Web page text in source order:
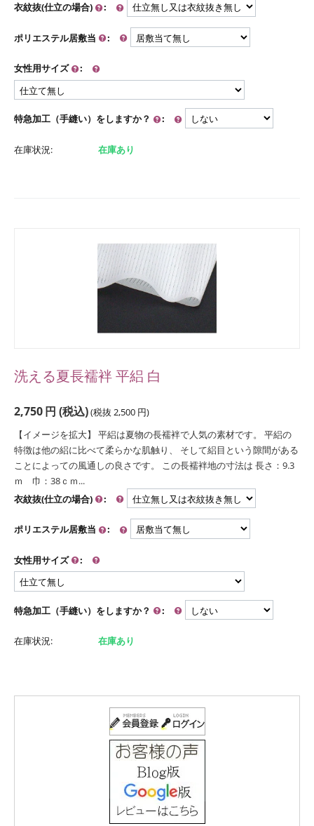
衣紋抜(仕立の場合)
:
ポリエステル居敷当 :
女性用サイズ :
特急加工（手縫い）をしますか？ :
在庫状況: 在庫あり
洗える夏長襦袢 平絽 白
2,750円 (税込)(税抜 2,500 円)
【イメージを拡大】 平絽は夏物の長襦袢で人気の素材です。 平絽の
特徴は他の絽に比べて柔らかな肌触り、 そして絽目という隙間がある
ことによっての風通しの良さです。 この長襦袢地の寸法は 長さ：9.3
ｍ 巾：38ｃｍ...
衣紋抜(仕立の場合)
:
ポリエステル居敷当 :
女性用サイズ :
特急加工（手縫い）をしますか？ :
在庫状況: 在庫あり